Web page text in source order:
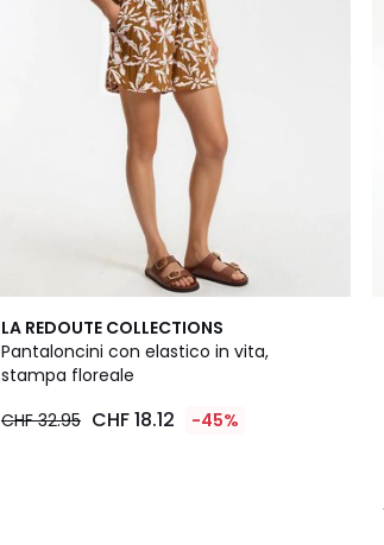
LA REDOUTE COLLECTIONS
Pantaloncini con elastico in vita,
stampa floreale
CHF 32.95 CHF 18.12 -45%